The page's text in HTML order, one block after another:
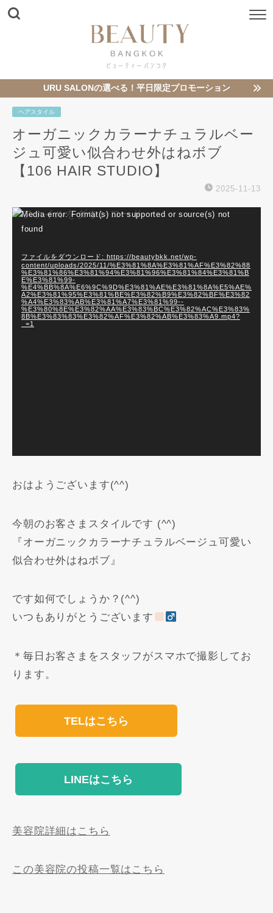
URU SALONの選べる！平日限定プロモーション
ヘアスタイル
オーガニックカラーナチュラルベー
ジュ可愛い似合わせ外はねボブ
【106 HAIR STUDIO】
2025-11-13
動
画
レ
ー
ヤ
ー
Media error: Format(s) not supported or source(s) not
found
ファイルをダウンロード: https://beautybkk.net/wp-
content/uploads/2025/11/%E3%81%8A%E3%81%AF%E3%82%88
%E3%81%86%E3%81%94%E3%81%96%E3%81%84%E3%81%B
E%E3%81%99-
%E4%BB%8A%E6%9C%9D%E3%81%AE%E3%81%8A%E5%AE%
A2%E3%81%95%E3%81%BE%E3%82%B9%E3%82%BF%E3%82
%A4%E3%83%AB%E3%81%A7%E3%81%99--
%E3%80%8E%E3%82%AA%E3%83%BC%E3%82%AC%E3%83%
8B%E3%83%83%E3%82%AF%E3%82%AB%E3%83%A9.mp4?
_=1
おはようございます(^^)
今朝のお客さまスタイルです (^^)
『オーガニックカラーナチュラルベージュ可愛い
似合わせ外はねボブ』
です如何でしょうか？(^^)
いつもありがとうございます
＊毎日お客さまをスタッフがスマホで撮影してお
ります。
TELはこちら
LINEはこちら
美容院詳細はこちら
この美容院の投稿一覧はこちら